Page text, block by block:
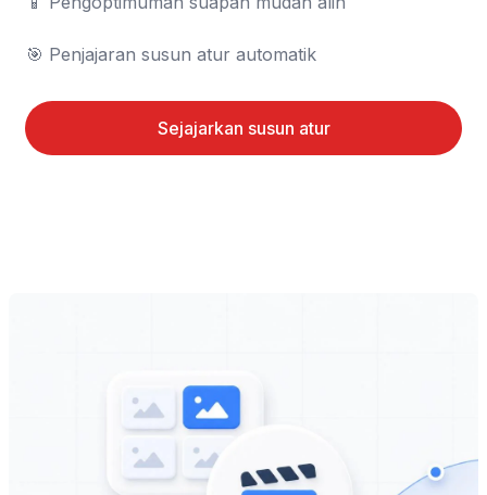
🎯 Penjajaran susun atur automatik
Sejajarkan susun atur